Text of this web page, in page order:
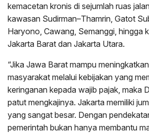
kemacetan kronis di sejumlah ruas
kawasan Sudirman–Thamrin, Gatot
Haryono, Cawang, Semanggi, hingga
Jakarta Barat dan Jakarta Utara.
“Jika Jawa Barat mampu
masyarakat melalui kebijakan yang
keringanan kepada wajib pajak, maka
patut mengkajinya. Jakarta memiliki
yang sangat besar. Dengan
pemerintah bukan hanya membantu